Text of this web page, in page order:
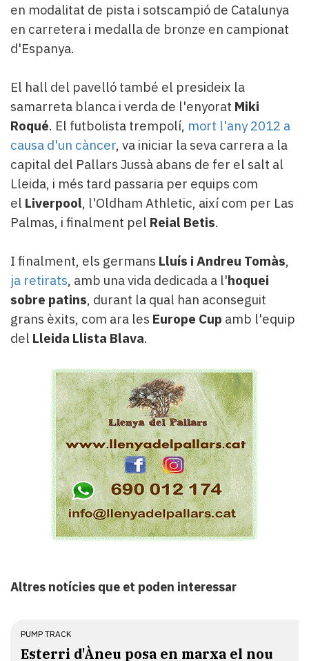
en modalitat de pista i sotscampió de Catalunya
en carretera i medalla de bronze en campionat
d'Espanya.
El hall del pavelló també el presideix la
samarreta blanca i verda de l'enyorat Miki
Roqué. El futbolista trempolí, mort l'any 2012 a
causa d'un càncer, va iniciar la seva carrera a la
capital del Pallars Jussà abans de fer el salt al
Lleida, i més tard passaria per equips com
el Liverpool, l'Oldham Athletic, així com per Las
Palmas, i finalment pel Reial Betis.
I finalment, els germans Lluís i Andreu Tomàs,
ja retirats, amb una vida dedicada a l'hoquei
sobre patins, durant la qual han aconseguit
grans èxits, com ara les Europe Cup amb l'equip
del Lleida Llista Blava.
Altres notícies que et poden interessar
PUMP TRACK
Esterri d'Àneu posa en marxa el nou